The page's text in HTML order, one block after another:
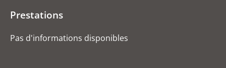
Prestations
Pas d'informations disponibles